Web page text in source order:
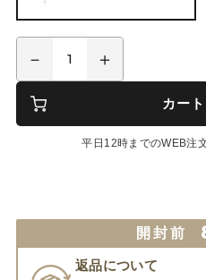
カー
平日12時までのWEB注
開封前
返品について